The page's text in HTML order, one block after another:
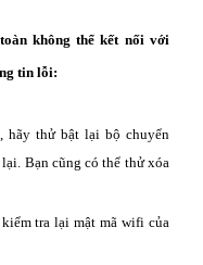
không thể kết nối với
tin lỗi:
hãy thử bật lại bộ chuyển
Bạn cũng có thể thử xóa
tra lại mật mã wifi của